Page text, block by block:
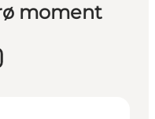
moment